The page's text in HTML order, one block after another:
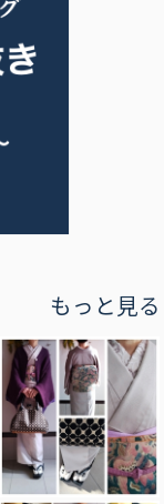
もっと見る